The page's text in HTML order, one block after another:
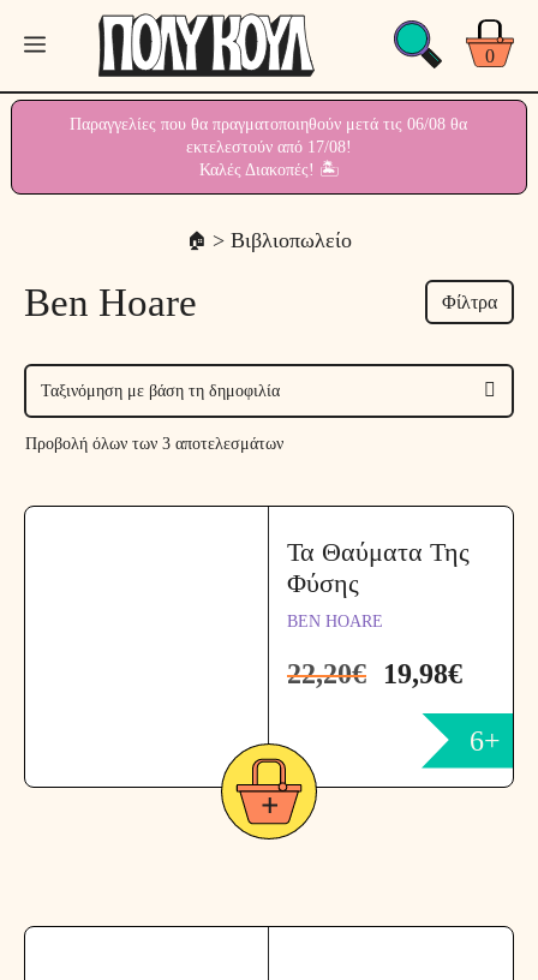
περιεχόμενο
0
Μενού
Παραγγελίες που θα πραγματοποιηθούν μετά τις 06/08 θα
εκτελεστούν από 17/08!
Καλές Διακοπές! 🏝
> Βιβλιοπωλείο
Ben Hoare Φίλτρα
Προβολή όλων των 3 αποτελεσμάτων
Τα Θαύματα Της
Φύσης
BEN HOARE
22,20€ 19,98€
6+